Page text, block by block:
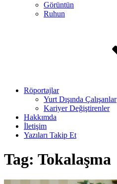
Görüntün
Ruhun
Röportajlar
Yurt Dışında Çalışanlar
Kariyer Değiştirenler
Hakkımda
İletişim
Yazıları Takip Et
Tag: Tokalaşma